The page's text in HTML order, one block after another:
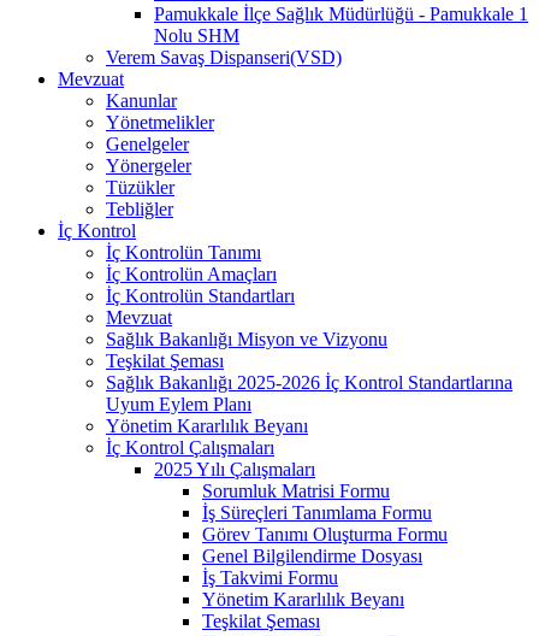
Pamukkale İlçe Sağlık Müdürlüğü - Pamukkale 1
Nolu SHM
Verem Savaş Dispanseri(VSD)
Mevzuat
Kanunlar
Yönetmelikler
Genelgeler
Yönergeler
Tüzükler
Tebliğler
İç Kontrol
İç Kontrolün Tanımı
İç Kontrolün Amaçları
İç Kontrolün Standartları
Mevzuat
Sağlık Bakanlığı Misyon ve Vizyonu
Teşkilat Şeması
Sağlık Bakanlığı 2025-2026 İç Kontrol Standartlarına
Uyum Eylem Planı
Yönetim Kararlılık Beyanı
İç Kontrol Çalışmaları
2025 Yılı Çalışmaları
Sorumluk Matrisi Formu
İş Süreçleri Tanımlama Formu
Görev Tanımı Oluşturma Formu
Genel Bilgilendirme Dosyası
İş Takvimi Formu
Yönetim Kararlılık Beyanı
Teşkilat Şeması